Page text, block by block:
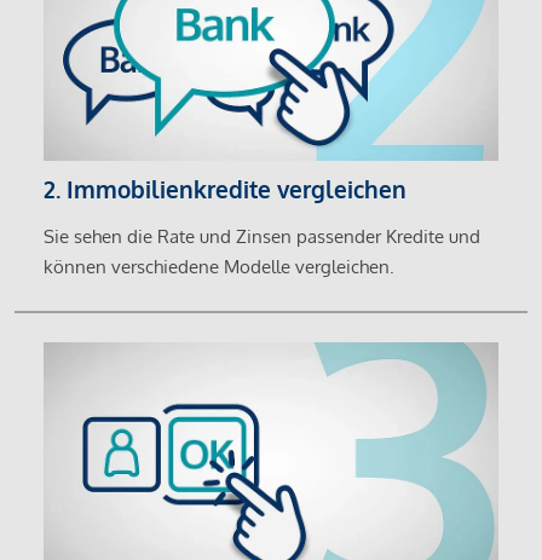
2. Immobilienkredite vergleichen
Sie sehen die Rate und Zinsen passender Kredite und
können verschiedene Modelle vergleichen.